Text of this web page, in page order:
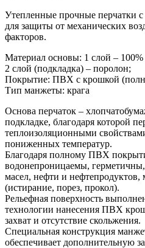
Утепленные прочные перчатки
для защиты от механических
факторов.
Материал основы: 1 слой – 100%
2 слой (подкладка) – поролон;
Покрытие: ПВХ с крошкой
Тип манжеты: крага
Основа перчаток –
подкладке, благодаря которой
теплоизоляционными
пониженных температур.
Благодаря полному ПВХ
водонепроницаемы,
масел, нефти и нефтепродуктов,
(истирание, порез, прокол).
Рельефная поверхность
технологии нанесения ПВХ
захват и отсутствие скольжения.
Специальная конструкция
обеспечивает дополнительную